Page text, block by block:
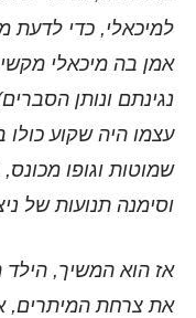
למיכאלי, כדי לדעת
אמן בה מיכאלי
נגינתם ונותן
עצמו היה שקוע כולו
שמוטות וגופו
וסימנה תנועות של
אז הוא המשיך,
את צרחת המיתרים,